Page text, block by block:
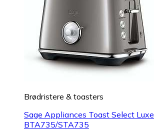
Brødristere & toasters
Sage Appliances Toast Select Luxe
BTA735/STA735